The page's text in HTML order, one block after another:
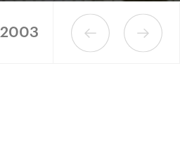
2003 2002 2001